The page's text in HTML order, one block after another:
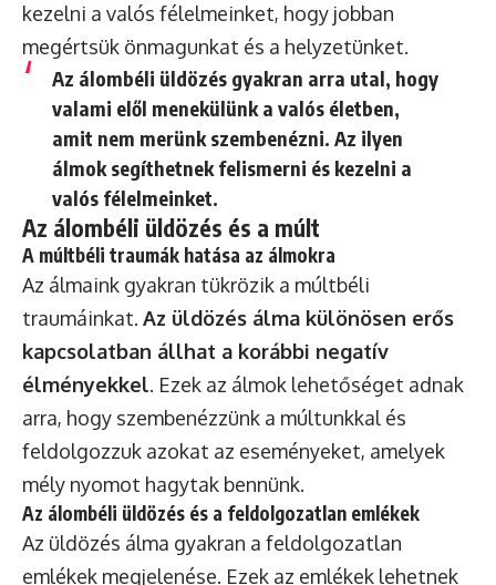
kezelni a valós félelmeinket, hogy jobban
megértsük önmagunkat és a helyzetünket.
Az álombéli üldözés gyakran arra utal, hogy
valami elől menekülünk a valós életben,
amit nem merünk szembenézni. Az ilyen
álmok segíthetnek felismerni és kezelni a
valós félelmeinket.
Az álombéli üldözés és a múlt
A múltbéli traumák hatása az álmokra
Az álmaink gyakran tükrözik a múltbéli
traumáinkat. Az üldözés álma különösen erős
kapcsolatban állhat a korábbi negatív
élményekkel. Ezek az álmok lehetőséget adnak
arra, hogy szembenézzünk a múltunkkal és
feldolgozzuk azokat az eseményeket, amelyek
mély nyomot hagytak bennünk.
Az álombéli üldözés és a feldolgozatlan emlékek
Az üldözés álma gyakran a feldolgozatlan
emlékek megjelenése. Ezek az emlékek lehetnek